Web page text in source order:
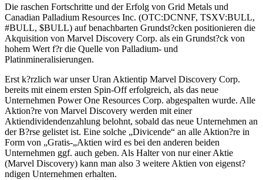
Die raschen Fortschritte und der Erfolg von Grid Metals und
Canadian Palladium Resources Inc. (OTC:DCNNF, TSXV:BULL,
#BULL, $BULL) auf benachbarten Grundst?cken positionieren die
Akquisition von Marvel Discovery Corp. als ein Grundst?ck von
hohem Wert f?r die Quelle von Palladium- und
Platinmineralisierungen.
Erst k?rzlich war unser Uran Aktientip Marvel Discovery Corp.
bereits mit einem ersten Spin-Off erfolgreich, als das neue
Unternehmen Power One Resources Corp. abgespalten wurde. Alle
Aktion?re von Marvel Discovery werden mit einer
Aktiendividendenzahlung belohnt, sobald das neue Unternehmen an
der B?rse gelistet ist. Eine solche „Divicende“ an alle Aktion?re in
Form von „Gratis-„Aktien wird es bei den anderen beiden
Unternehmen ggf. auch geben. Als Halter von nur einer Aktie
(Marvel Discovery) kann man also 3 weitere Aktien von eigenst?
ndigen Unternehmen erhalten.